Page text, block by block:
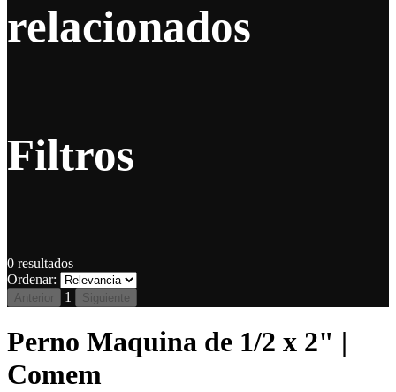
relacionados
Filtros
0 resultados
Ordenar:
Anterior 1 Siguiente
Perno Maquina de 1/2 x 2" |
Comem